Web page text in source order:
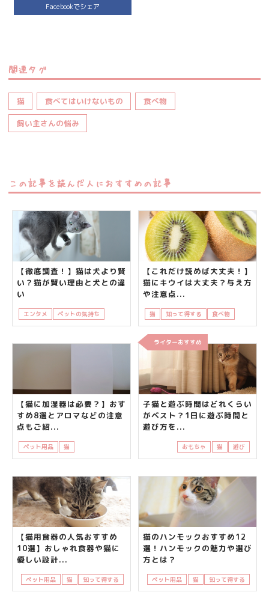
Facebookでシェア
関連タグ
猫 食べてはいけないもの 食べ物
飼い主さんの悩み
この記事を読んだ人におすすめの記事
【徹底調査！】猫は犬より賢
い？猫が賢い理由と犬との違
い
エンタメ ペットの気持ち 知って得する
【これだけ読めば大丈夫！】
猫にキウイは大丈夫？与え方
や注意点...
猫 知って得する 食べ物
【猫に加湿器は必要？】おす
すめ8選とアロマなどの注意
点もご紹...
ペット用品 猫
ライターおすすめ
子猫と遊ぶ時間はどれくらい
がベスト？1日に遊ぶ時間と
遊び方を...
おもちゃ 猫 遊び
【猫用食器の人気おすすめ
10選】おしゃれ食器や猫に
優しい設計...
ペット用品 猫 知って得する
猫のハンモックおすすめ12
選！ハンモックの魅力や選び
方とは？
ペット用品 猫 知って得する